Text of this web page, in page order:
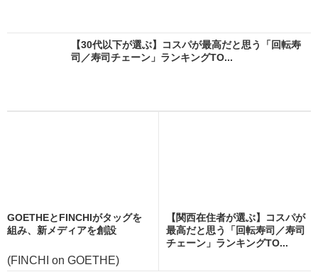
【30代以下が選ぶ】コスパが最高だと思う「回転寿
司／寿司チェーン」ランキングTO...
GOETHEとFINCHIがタッグを
組み、新メディアを創設
(FINCHI on GOETHE)
【関西在住者が選ぶ】コスパが
最高だと思う「回転寿司／寿司
チェーン」ランキングTO...